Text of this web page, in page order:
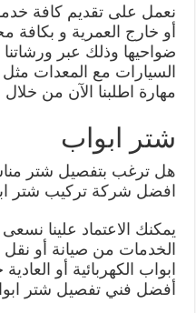
نعمل على تقديم كافة
أو خارج العمرية و بكافة
ضواحيها وذلك عبر
السيارات مع المعدات
مهارة اطلبنا الآن من خلال رقمنا
شتر ابواب
هل ترغب بتفصيل شتر
افضل شركة تركيب شتر
يمكنك الاعتماد علينا
الخدمات من صيانة أو نقل
ابواب الكهربائية أو
أفضل فني تفصيل شتر